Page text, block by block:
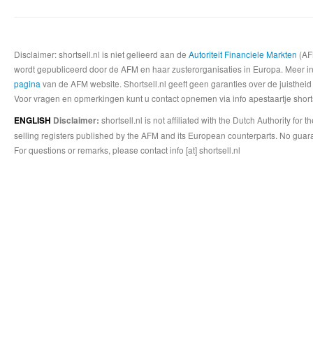
Disclaimer: shortsell.nl is niet gelieerd aan de Autoriteit Financiele Markten
wordt gepubliceerd door de AFM en haar zusterorganisaties in Europa.
pagina van de AFM website. Shortsell.nl geeft geen garanties over de
Voor vragen en opmerkingen kunt u contact opnemen via info apestaartje
ENGLISH Disclaimer: shortsell.nl is not affiliated with the Dutch Authority for
selling registers published by the AFM and its European counterparts. No
For questions or remarks, please contact info [at] shortsell.nl